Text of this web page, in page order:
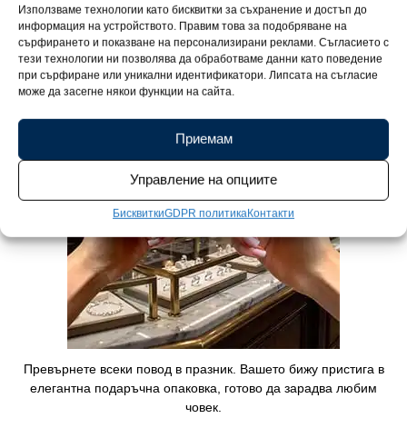
Използваме технологии като бисквитки за съхранение и достъп до
информация на устройството. Правим това за подобряване на
сърфирането и показване на персонализирани реклами. Съгласието с
тези технологии ни позволява да обработваме данни като поведение
при сърфиране или уникални идентификатори. Липсата на съгласие
може да засегне някои функции на сайта.
Приемам
Управление на опциите
БисквиткиGDPR политикаКонтакти
времето елегантност. Бижу, което ще накара всяка жена да се
чувства специална и забележителна.
Превърнете всеки повод в празник. Вашето бижу пристига в
елегантна подаръчна опаковка, готово да зарадва любим
човек.